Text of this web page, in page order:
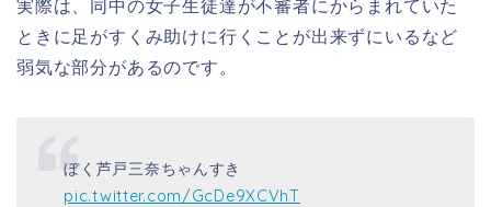
実際は、同中の女子生徒達が不審者にからまれていた
と きに足がすくみ助けに行くことが出来ずにいるなど
弱気な部分があるのです。
ぼく芦戸三奈ちゃんすき
pic.twitter.com/GcDe9XCVhT